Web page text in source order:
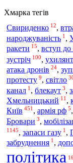
Хмарка тегів
Свириденко 12,
народжуваність 1 ,
ракети 15, вступ
зустріч 100,
атака дронів 24,
протесту 9, світло
канал 1 , блекаут 3,
Хмельницький 11 ,
Київ 451 , армія рф 5,
Бровари 3,
1145, запаси газу 1 ,
забруднення 1 ,
політика